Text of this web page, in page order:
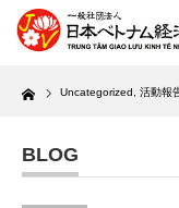
Home Uncategorized 活動報
BLOG